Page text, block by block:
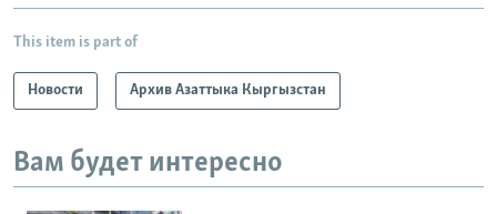
This item is part of
Новости Архив Азаттыка Кыргызстан
Вам будет интересно